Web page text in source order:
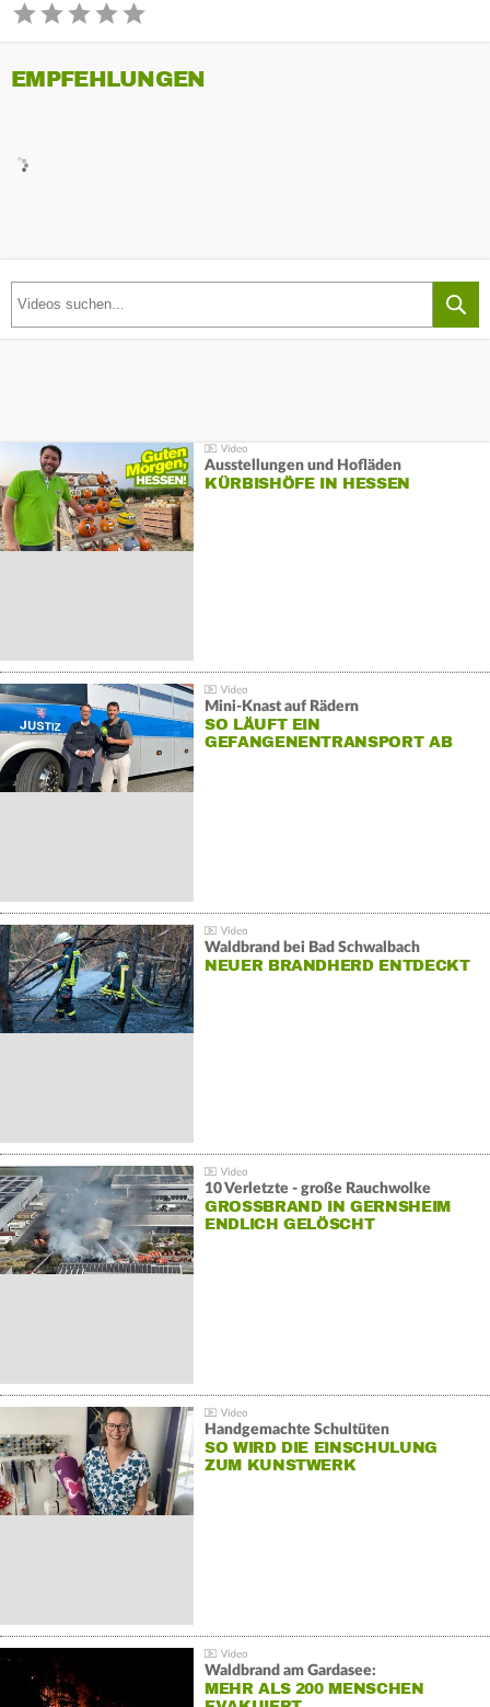
EMPFEHLUNGEN
Ausstellungen und Hofläden
KÜRBISHÖFE IN HESSEN
Mini-Knast auf Rädern
SO LÄUFT EIN
GEFANGENENTRANSPORT AB
Waldbrand bei Bad Schwalbach
NEUER BRANDHERD ENTDECKT
10 Verletzte - große Rauchwolke
GROSSBRAND IN GERNSHEIM E
NDLICH GELÖSCHT
Handgemachte Schultüten
SO WIRD DIE EINSCHULUNG
ZUM KUNSTWERK
Waldbrand am Gardasee:
MEHR ALS 200 MENSCHEN